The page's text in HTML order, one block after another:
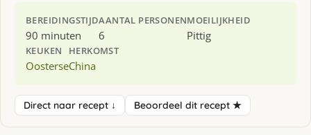
BEREIDINGSTIJD
90 minuten
AANTAL PERSONEN
6
MOEILIJKHEID
Pittig
KEUKEN
Oosterse
HERKOMST
China
Direct naar recept ↓ Beoordeel dit recept ★